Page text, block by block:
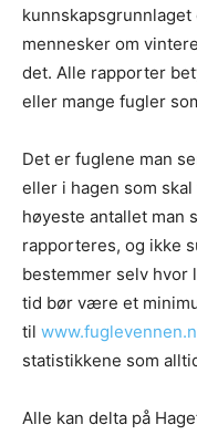
mennesker om
det. Alle rapporter
eller mange fugler
Det er fuglene man
eller i hagen som
høyeste antallet man
rapporteres, og ikke
bestemmer selv hvor
tid bør være et
til
statistikkene som
Alle kan delta på